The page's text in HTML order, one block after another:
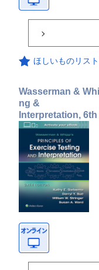
ほしいものリス
Wasserman &
ng &
Interpretation, 6th